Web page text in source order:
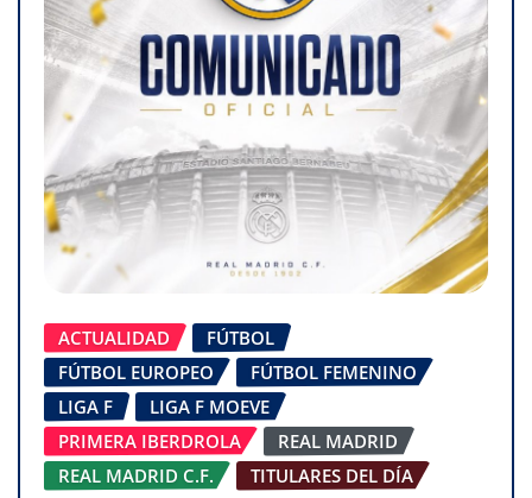
ACTUALIDAD
FÚTBOL
FÚTBOL EUROPEO
FÚTBOL FEMENINO
LIGA F
LIGA F MOEVE
PRIMERA IBERDROLA
REAL MADRID
REAL MADRID C.F.
TITULARES DEL DÍA